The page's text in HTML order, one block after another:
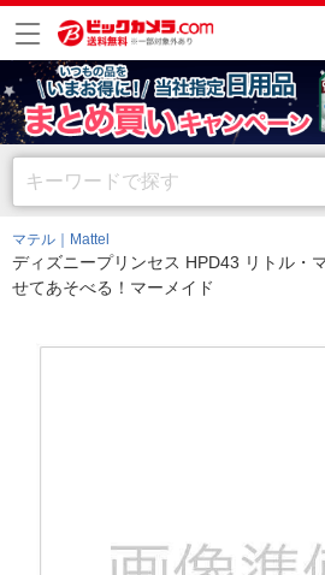
マテル｜Mattel
ディズニープリンセス HPD43 リトル・
せてあそべる！マーメイド